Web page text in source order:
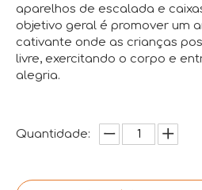
aparelhos de escalada e
objetivo geral é promover um
cativante onde as crianças
livre, exercitando o corpo e
alegria.
Quantidade: